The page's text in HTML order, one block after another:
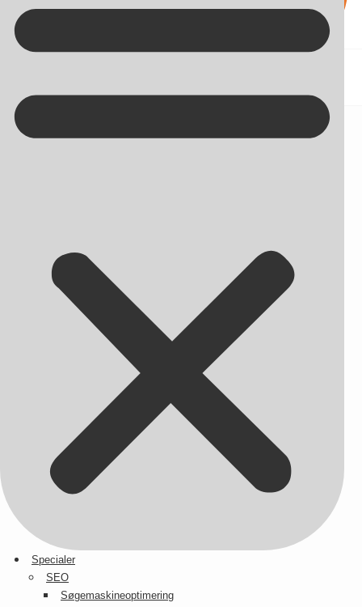
Kontakt på +45 70 13 63 23
Specialer
SEO
Søgemaskineoptimering
Endelig! Nu kan du planlægge
Instagram-opslag – men kun fra